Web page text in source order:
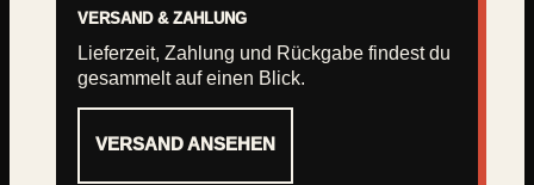
VERSAND & ZAHLUNG
Lieferzeit, Zahlung und Rückgabe findest du
gesammelt auf einen Blick.
VERSAND ANSEHEN